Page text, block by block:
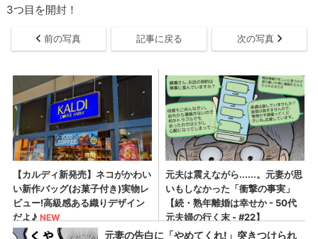
3つ目を開封！
前の写真 記事に戻る 次の写真